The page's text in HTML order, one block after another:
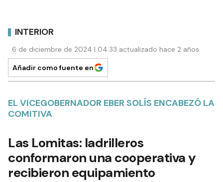
INTERIOR
6 de diciembre de 2024 | 04:33 actualizado hace 2 años
Añadir como fuente en
EL VICEGOBERNADOR EBER SOLÍS ENCABEZÓ LA
COMITIVA
Las Lomitas: ladrilleros
conformaron una cooperativa y
recibieron equipamiento